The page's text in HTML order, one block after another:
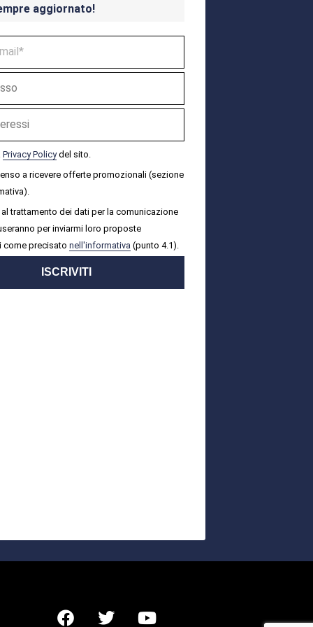
aggiornato!
Privacy Policydel sito.
a ricevere offerte promozionali (sezione
trattamento dei dati per la comunicazione
per inviarmi loro proposte
come precisato nell'informativa (punto 4.1).
ISCRIVITI